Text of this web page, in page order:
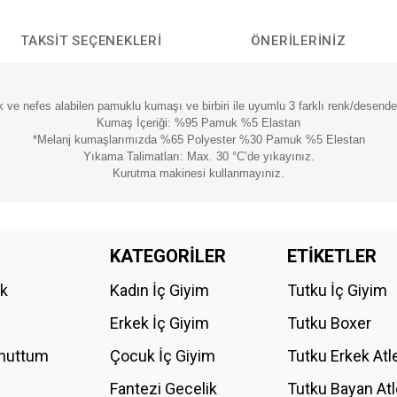
TAKSIT SEÇENEKLERI ÖNERILERINIZ
ve nefes alabilen pamuklu kumaşı ve birbiri ile uyumlu 3 farklı renk/
Kumaş İçeriği: %95 Pamuk %5 Elastan
*Melanj kumaşlarımızda %65 Polyester %30 Pamuk %5 Elestan
Yıkama Talimatları: Max. 30 °C’de yıkayınız.
Kurutma makinesi kullanmayınız.
Bu ürüne ilk yorumu siz yapın!
KATEGORİLER
Kadın İç Giyim
Erkek İç Giyim
Çocuk İç Giyim
Fantezi Gecelik
ETİKETLER
Tutku İç Giyim
Tutku Boxer
Tutku Erkek
Tutku Bayan